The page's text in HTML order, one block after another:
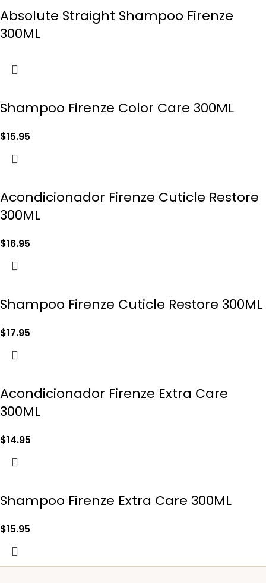
Absolute Straight Shampoo Firenze
300ML
Shampoo Firenze Color Care 300ML
$15.95
Acondicionador Firenze Cuticle Restore
300ML
$16.95
Shampoo Firenze Cuticle Restore 300ML
$17.95
Acondicionador Firenze Extra Care
300ML
$14.95
Shampoo Firenze Extra Care 300ML
$15.95